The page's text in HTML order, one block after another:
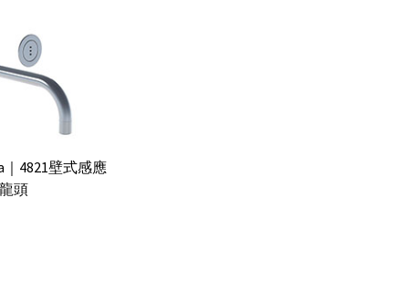
｜4821壁式感應
龍頭